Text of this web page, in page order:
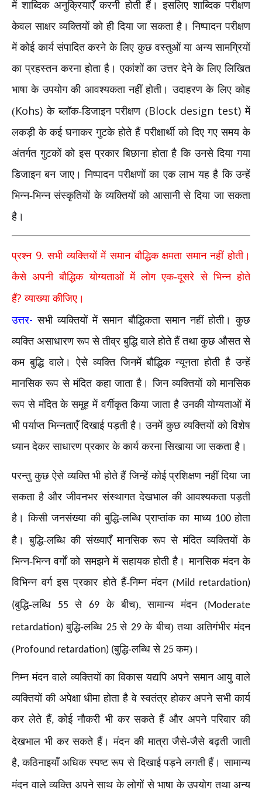
में शाब्दिक अनुक्रियाएँ करनी होती हैं। इसलिए शाब्दिक परीक्षण
केवल साक्षर व्यक्तियों को ही दिया जा सकता है। निष्पादन परीक्षण
में कोई कार्य संपादित करने के लिए कुछ वस्तुओं या अन्य सामग्रियों
का प्रहस्तन करना होता है। एकांशों का उत्तर देने के लिए लिखित
भाषा के उपयोग की आवश्यकता नहीं होती। उदाहरण के लिए कोह
(Kohs)के ब्लॉक-डिजाइन परीक्षण (Block design test)में
लकड़ी के कई घनाकर गुटके होते हैं परीक्षार्थी को दिए गए समय के
अंतर्गत गुटकों को इस प्रकार बिछाना होता है कि उनसे दिया गया
डिजाइन बन जाए। निष्पादन परीक्षणों का एक लाभ यह है कि उन्हें
भिन्न-भिन्न संस्कृतियों के व्यक्तियों को आसानी से दिया जा सकता
है।
प्रश्न 9.सभी व्यक्तियों में समान बौद्धिक क्षमता समान नहीं होती।
कैसे अपनी बौद्धिक योग्यताओं में लोग एक-दूसरे से भिन्न होते
हैं?व्याख्या कीजिए।
उत्तर- सभी व्यक्तियों में समान बौद्धिकता समान नहीं होती। कुछ
व्यक्ति असाधारण रूप से तीव्र बुद्धि वाले होते हैं तथा कुछ औसत से
कम बुद्धि वाले। ऐसे व्यक्ति जिनमें बौद्धिक न्यूनता होती है उन्हें
मानसिक रूप से मंदित कहा जाता है। जिन व्यक्तियों को मानसिक
रूप से मंदित के समूह में वर्गीकृत किया जाता है उनकी योग्यताओं में
भी पर्याप्त भिन्नताएँ दिखाई पड़ती है। उनमें कुछ व्यक्तियों को विशेष
ध्यान देकर साधारण प्रकार के कार्य करना सिखाया जा सकता है।
परन्तु कुछ ऐसे व्यक्ति भी होते हैं जिन्हें कोई प्रशिक्षण नहीं दिया जा
सकता है और जीवनभर संस्थागत देखभाल की आवश्यकता पड़ती
है। किसी जनसंख्या की बुद्धि-लब्धि प्राप्तांक का माध्य 100होता
है। बुद्धि-लब्धि की संख्याएँ मानसिक रूप से मंदित व्यक्तियों के
भिन्न-भिन्न वर्गों को समझने में सहायक होती है। मानसिक मंदन के
विभिन्न वर्ग इस प्रकार होते हैं-निम्न मंदन (Mild retardation)
(बुद्धि-लब्धि 55से69के बीच),सामान्य मंदन (Moderate
retardation)बुद्धि-लब्धि 25से 29के बीच) तथा अतिगंभीर मंदन
(Profound retardation) (बुद्धि-लब्धि से 25कम)।
निम्न मंदन वाले व्यक्तियों का विकास यद्यपि अपने समान आयु वाले
व्यक्तियों की अपेक्षा धीमा होता है वे स्वतंत्र होकर अपने सभी कार्य
कर लेते हैं,कोई नौकरी भी कर सकते हैं और अपने परिवार की
देखभाल भी कर सकते हैं। मंदन की मात्रा जैसे-जैसे बढ़ती जाती
है,कठिनाइयाँ अधिक स्पष्ट रूप से दिखाई पड़ने लगती हैं। सामान्य
मंदन वाले व्यक्ति अपने साथ के लोगों से भाषा के उपयोग तथा अन्य